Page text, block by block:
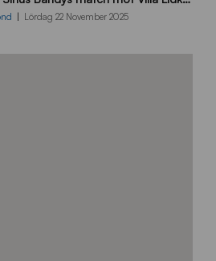
Lördag 22 November 2025